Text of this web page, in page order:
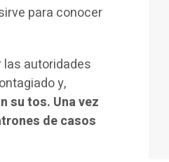
para conocer
autoridades
y,
su tos. Una vez
de casos